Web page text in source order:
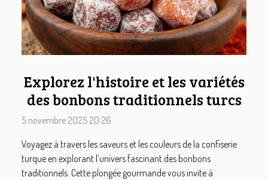
Explorez l'histoire et les variétés
des bonbons traditionnels turcs
5 novembre 2025 20:26
Voyagez à travers les saveurs et les couleurs de la confiserie
turque en explorant l’univers fascinant des bonbons
traditionnels. Cette plongée gourmande vous invite à